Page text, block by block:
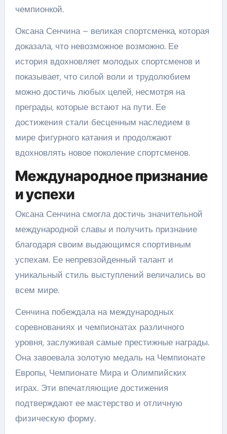
чемпионкой.
Оксана Сенчина – великая спортсменка, которая
доказала, что невозможное возможно. Ее
история вдохновляет молодых спортсменов и
показывает, что силой воли и трудолюбием
можно достичь любых целей, несмотря на
преграды, которые встают на пути. Ее
достижения стали бесценным наследием в
мире фигурного катания и продолжают
вдохновлять новое поколение спортсменов.
Международное признание
и успехи
Оксана Сенчина смогла достичь значительной
международной славы и получить признание
благодаря своим выдающимся спортивным
успехам. Ее непревзойденный талант и
уникальный стиль выступлений величались во
всем мире.
Сенчина побеждала на международных
соревнованиях и чемпионатах различного
уровня, заслуживая самые престижные награды.
Она завоевала золотую медаль на Чемпионате
Европы, Чемпионате Мира и Олимпийских
играх. Эти впечатляющие достижения
подтверждают ее мастерство и отличную
физическую форму.